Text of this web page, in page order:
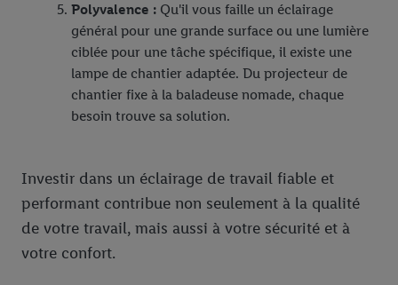
Polyvalence : Qu'il vous faille un éclairage
général pour une grande surface ou une lumière
ciblée pour une tâche spécifique, il existe une
lampe de chantier adaptée. Du projecteur de
chantier fixe à la baladeuse nomade, chaque
besoin trouve sa solution.
Investir dans un éclairage de travail fiable et
performant contribue non seulement à la qualité
de votre travail, mais aussi à votre sécurité et à
votre confort.
finalités susmentionnées. Vous trouverez de plus amples
informations sur la durée de conservation des données et votre
droit de révoquer votre consentement à tout moment avec effet
pour l’avenir dans notredéclaration relative à la protection des
.Vous trouverez les impressions ici.